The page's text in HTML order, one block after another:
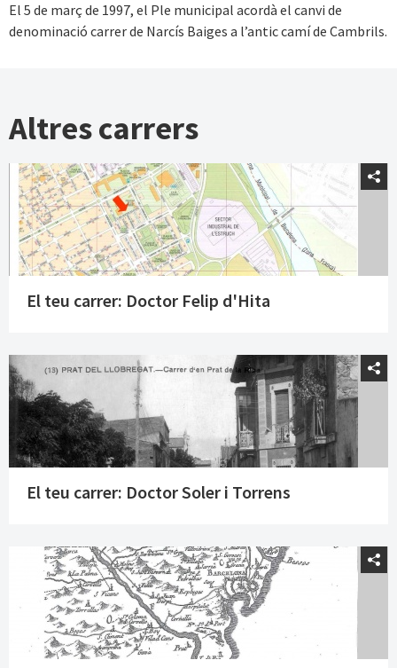
El 5 de març de 1997, el Ple municipal acordà el canvi de
denominació carrer de Narcís Baiges a l’antic camí de Cambrils.
Altres carrers
El teu carrer: Doctor Felip d'Hita
El teu carrer: Doctor Soler i Torrens